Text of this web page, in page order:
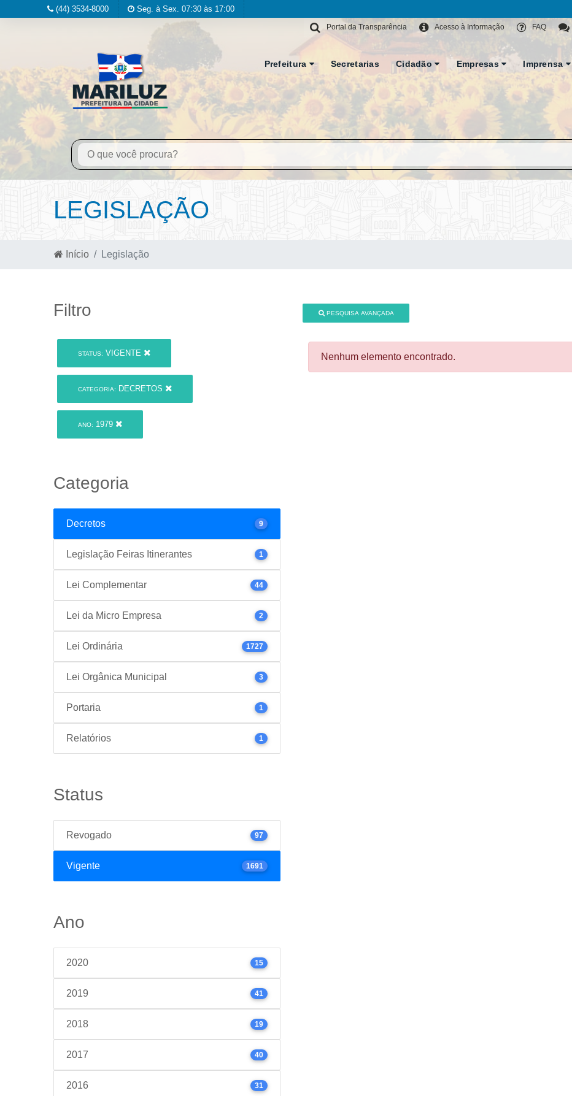
(44) 3534-8000 Seg. à Sex. 07:30 às 17:00
FAQ
Acesso à Informação
Portal da Transparência
Prefeitura Secretarias Cidadão Empresas Imprensa
LEGISLAÇÃO
Início Legislação
Filtro
STATUS: VIGENTE
CATEGORIA: DECRETOS
ANO: 1979
Categoria
Decretos 9
Legislação Feiras Itinerantes 1
Lei Complementar 44
Lei da Micro Empresa 2
Lei Ordinária 1727
Lei Orgânica Municipal 3
Portaria 1
Relatórios 1
Status
Revogado 97
Vigente 1691
Ano
2020 15
2019 41
2018 19
2017 40
2016 31
PESQUISA AVANÇADA
Nenhum elemento encontrado.